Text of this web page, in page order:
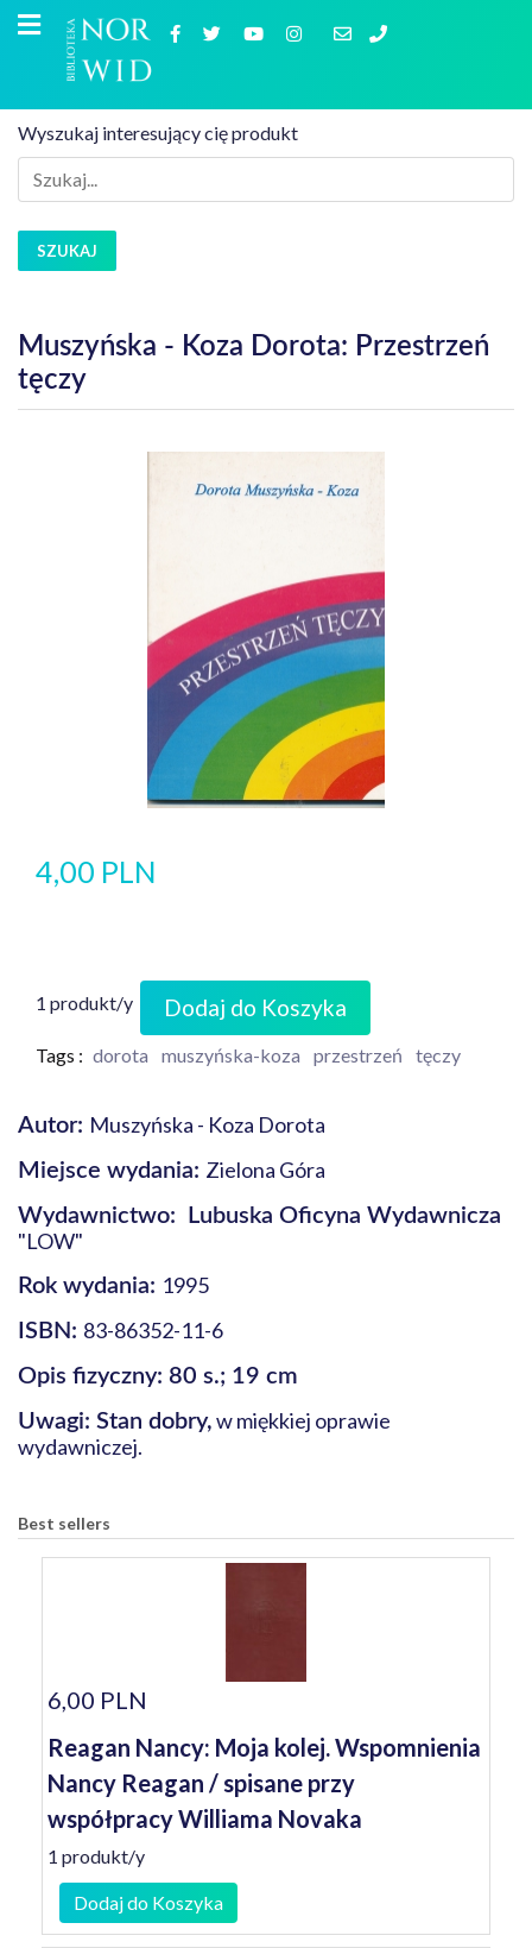
Wyszukaj interesujący cię produkt
SZUKAJ
Muszyńska - Koza Dorota: Przestrzeń
tęczy
4,00 PLN
1 produkt/y Dodaj do Koszyka
Tags : dorota muszyńska-koza przestrzeń tęczy
Autor: Muszyńska - Koza Dorota
Miejsce wydania: Zielona Góra
Wydawnictwo: Lubuska Oficyna Wydawnicza
"LOW"
Rok wydania: 1995
ISBN: 83-86352-11-6
Opis fizyczny: 80 s.; 19 cm
Uwagi: Stan dobry, w miękkiej oprawie
wydawniczej.
Best sellers
6,00 PLN
Reagan Nancy: Moja kolej. Wspomnienia
Nancy Reagan / spisane przy
współpracy Williama Novaka
1 produkt/y
Dodaj do Koszyka